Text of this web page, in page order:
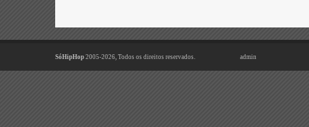
SóHipHop 2005-2026, Todos os direitos reservados. admin